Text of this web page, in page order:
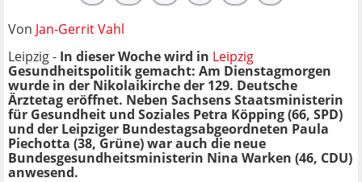
Von Jan-Gerrit Vahl
Leipzig - In dieser Woche wird in Leipzig
Gesundheitspolitik gemacht: Am Dienstagmorgen
wurde in der Nikolaikirche der 129. Deutsche
Ärztetag eröffnet. Neben Sachsens Staatsministerin
für Gesundheit und Soziales Petra Köpping (66, SPD)
und der Leipziger Bundestagsabgeordneten Paula
Piechotta (38, Grüne) war auch die neue
Bundesgesundheitsministerin Nina Warken (46, CDU)
anwesend.